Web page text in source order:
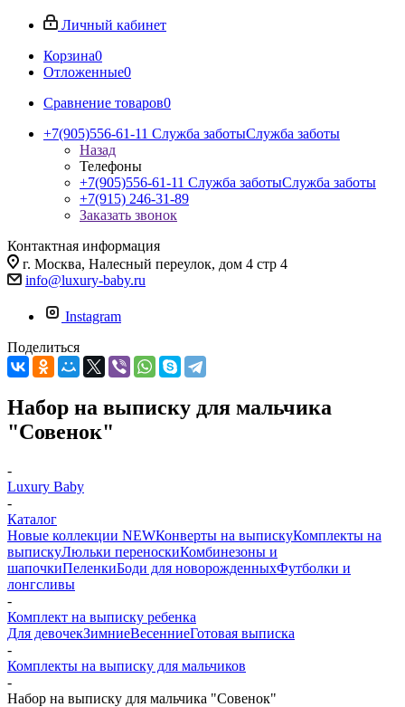
Личный кабинет
Корзина0
Отложенные0
Сравнение товаров0
+7(905)556-61-11 Служба заботыСлужба заботы
Назад
Телефоны
+7(905)556-61-11 Служба заботыСлужба заботы
+7(915) 246-31-89
Заказать звонок
Контактная информация
г. Москва, Налесный переулок, дом 4 стр 4
info@luxury-baby.ru
Instagram
Поделиться
Набор на выписку для мальчика
"Совенок"
-
Luxury Baby
-
Каталог
Новые коллекции NEWКонверты на выпискуКомплекты на
выпискуЛюльки переноскиКомбинезоны и
шапочкиПеленкиБоди для новорожденныхФутболки и
лонгсливы
-
Комплект на выписку ребенка
Для девочекЗимниеВесенниеГотовая выписка
-
Комплекты на выписку для мальчиков
-
Набор на выписку для мальчика "Совенок"